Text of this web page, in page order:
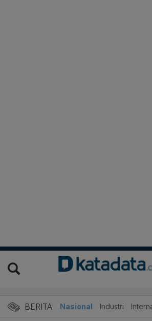
BERITA Nasional Industri